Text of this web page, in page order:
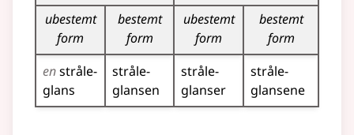
ubestemt
form
bestemt
form
ubestemt
form
bestemt
form
enstråle­
glans
stråle­
glansen
stråle­
glanser
stråle­
glansene